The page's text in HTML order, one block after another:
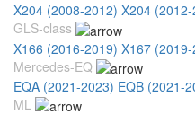
X204 (2008-2012) X204
GLS-class
X166 (2016-2019) X167
Mercedes-EQ
EQA (2021-2023) EQB (2021-
ML